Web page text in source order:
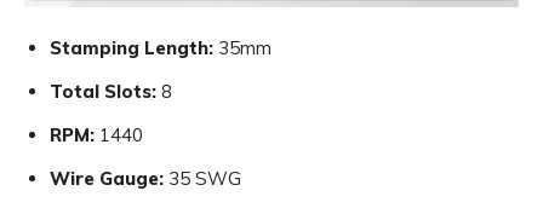
Stamping Length: 35mm
Total Slots: 8
RPM: 1440
Wire Gauge: 35 SWG